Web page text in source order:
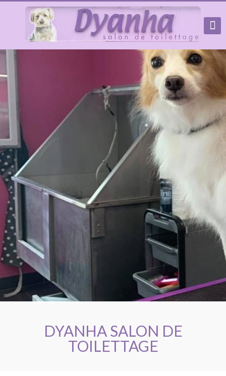
DYANHA SALON DE
TOILETTAGE